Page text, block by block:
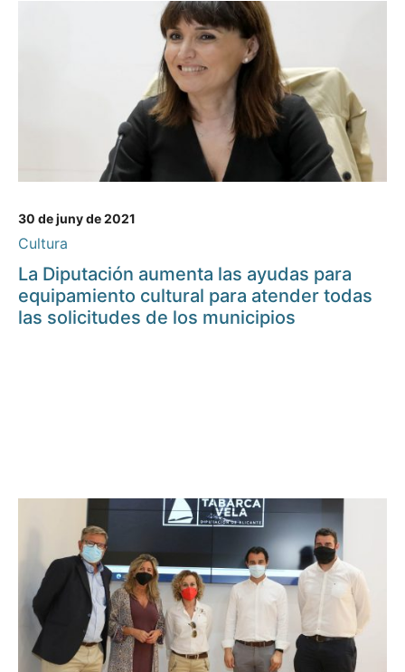
30 de juny de 2021
Cultura
La Diputación aumenta las ayudas para
equipamiento cultural para atender todas
las solicitudes de los municipios